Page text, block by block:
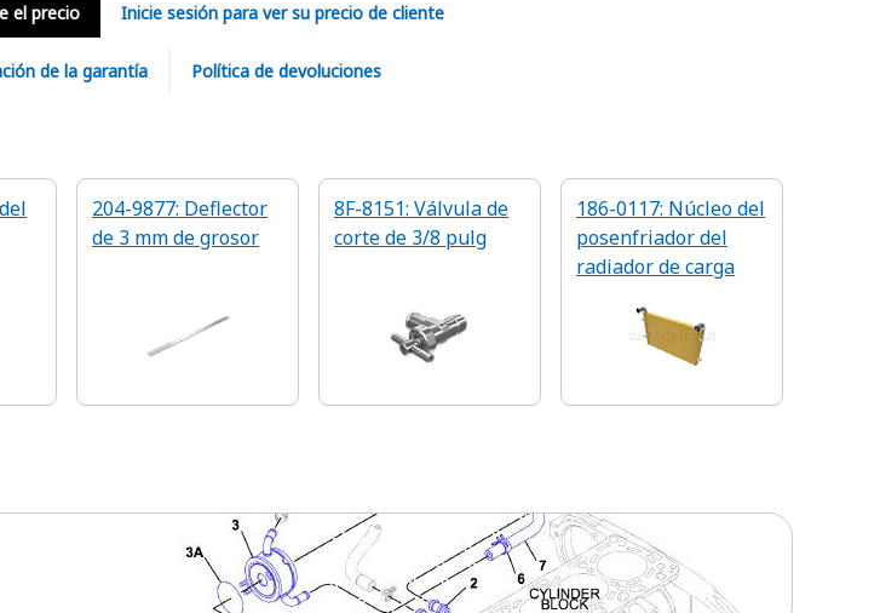
el precio Inicie sesión para ver su precio de cliente
de la garantía Política de devoluciones
204-9877: Deflector
de 3 mm de grosor
8F-8151: Válvula de
corte de 3/8 pulg
186-0117: Núcleo del
posenfriador del
radiador de carga